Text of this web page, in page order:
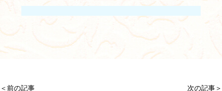
＜前の記事 次の記事＞